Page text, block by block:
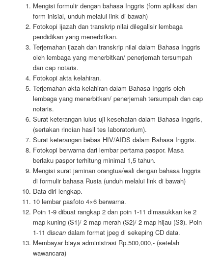
Mengisi formulir dengan bahasa Inggris (form aplikasi dan
form inisial, unduh melalui link di bawah)
Fotokopi ijazah dan transkrip nilai dilegalisir lembaga
pendidikan yang menerbitkan.
Terjemahan ijazah dan transkrip nilai dalam Bahasa Inggris
oleh lembaga yang menerbitkan/ penerjemah tersumpah
dan cap notaris.
Fotokopi akta kelahiran.
Terjemahan akta kelahiran dalam Bahasa Inggris oleh
lembaga yang menerbitkan/ penerjemah tersumpah dan cap
notaris.
Surat keterangan lulus uji kesehatan dalam Bahasa Inggris,
(sertakan rincian hasil tes laboratorium).
Surat keterangan bebas HIV/AIDS dalam Bahasa Inggris.
Fotokopi berwarna dari lembar pertama paspor. Masa
berlaku paspor terhitung minimal 1,5 tahun.
Mengisi surat jaminan orangtua/wali dengan bahasa Inggris
di formulir bahasa Rusia (unduh melalui link di bawah)
Data diri lengkap.
10 lembar pasfoto 4×6 berwarna.
Poin 1-9 dibuat rangkap 2 dan poin 1-11 dimasukkan ke 2
map kuning (S1)/ 2 map merah (S2)/ 2 map hijau (S3). Poin
1-11 discandalam format jpeg di sekeping CD data.
Membayar biaya administrasi Rp.500,000,- (setelah
wawancara)